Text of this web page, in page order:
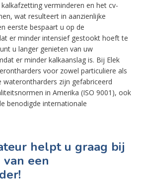
verminderen en het cv-
wat resulteert in aanzienlijke
eerste bespaart u op de
er minder intensief gestookt hoeft te
u langer genieten van uw
er minder kalkaanslag is. Bij Elek
voor zowel particuliere als
waterontharders zijn gefabriceerd
in Amerika (ISO 9001), ook
benodigde internationale
helpt u graag bij
een